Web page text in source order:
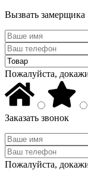
Вызвать замерщика
Пожалуйста,
Заказать звонок
Пожалуйста,